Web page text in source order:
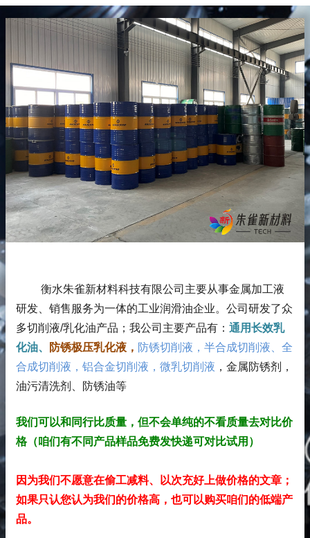
衡水朱雀新材料科技有限公司主要从事金属加工液
研发、销售服务为一体的工业润滑油企业。公司研发了众
多切削液/乳化油产品； 我公司主要产品有： 通用长效乳
化油、
防锈极压乳化液， 防锈切削液，半合成切削液、全
合成切削液，铝合金切削液，微乳切削液 ，金属防锈剂，
油污清洗剂、防锈油等
我们可以和同行比质量，但不会单纯的不看质量去对比价
格（咱们有不同产品样品免费发快递可对比试用）
因为我们不愿意在偷工减料、以次充好上做价格的文章；
如果只认您认为我们的价格高，也可以购买咱们的低端产
品。